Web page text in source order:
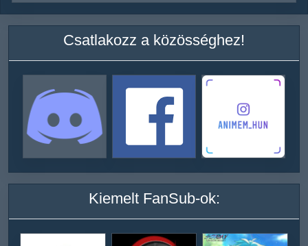
Csatlakozz a közösséghez!
Kiemelt FanSub-ok: